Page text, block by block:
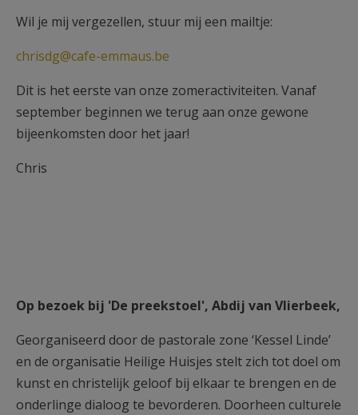
Wil je mij vergezellen, stuur mij een mailtje:
chrisdg@cafe-emmaus.be
Dit is het eerste van onze zomeractiviteiten. Vanaf
september beginnen we terug aan onze gewone
bijeenkomsten door het jaar!
Chris
Op bezoek bij 'De preekstoel', Abdij van Vlierbeek,
Georganiseerd door de pastorale zone ‘Kessel Linde’
en de organisatie Heilige Huisjes stelt zich tot doel om
kunst en christelijk geloof bij elkaar te brengen en de
onderlinge dialoog te bevorderen. Doorheen culturele